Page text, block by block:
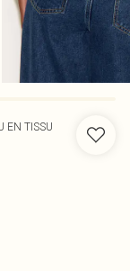
EN TISSU